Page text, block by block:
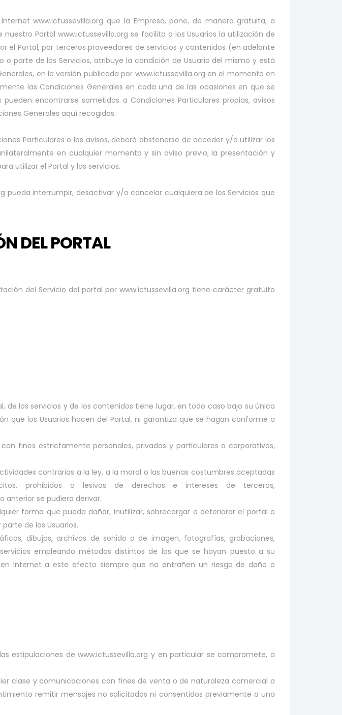
www.ictussevilla.org que la Empresa, pone, de manera gratuita, a
Portal www.ictussevilla.org se facilita a los Usuarios la utilización de
el Portal, por terceros proveedores de servicios y contenidos (en adelante
o parte de los Servicios, atribuye la condición de Usuario del mismo y está
en la versión publicada por www.ictussevilla.org en el momento en
las Condiciones Generales en cada una de las ocasiones en que se
encontrarse sometidos a Condiciones Particulares propias, avisos
Generales aquí recogidas.
Particulares o los avisos, deberá abstenerse de acceder y/o utilizar los
en cualquier momento y sin aviso previo, la presentación y
utilizar el Portal y los servicios.
pueda interrumpir, desactivar y/o cancelar cualquiera de los Servicios que
DEL PORTAL
del Servicio del portal por www.ictussevilla.org tiene carácter gratuito
los servicios y de los contenidos tiene lugar, en todo caso bajo su única
que los Usuarios hacen del Portal, ni garantiza que se hagan conforme a
fines estrictamente personales, privados y particulares o corporativos,
contrarias a la ley, a la moral o las buenas costumbres aceptadas
prohibidos o lesivos de derechos e intereses de terceros,
anterior se pudiera derivar.
forma que pueda dañar, inutilizar, sobrecargar o deteriorar el portal o
de los Usuarios.
dibujos, archivos de sonido o de imagen, fotografías, grabaciones,
empleando métodos distintos de los que se hayan puesto a su
Internet a este efecto siempre que no entrañen un riesgo de daño o
estipulaciones de www.ictussevilla.org y en particular se compromete, a
clase y comunicaciones con fines de venta o de naturaleza comercial a
remitir mensajes no solicitados ni consentidos previamente a una